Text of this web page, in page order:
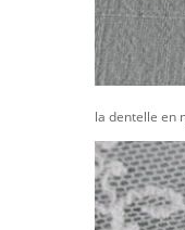
la dentelle en